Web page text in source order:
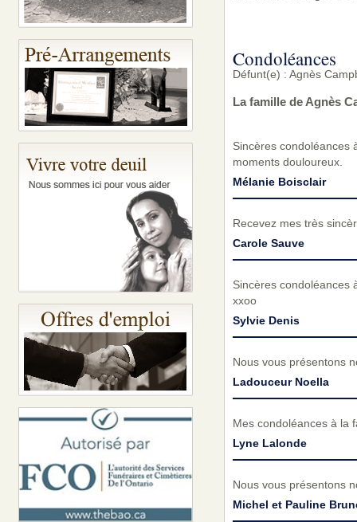
Condoléances
Défunt(e) : Agnès
La famille de Agnès
Sincères condoléances
moments douloureux.
Mélanie Boisclair
Recevez mes très
Carole Sauve
Sincères condoléances
xxoo
Sylvie Denis
Nous vous présentons
Ladouceur Noella
Mes condoléances à la
Lyne Lalonde
Nous vous présentons
Michel et Pauline